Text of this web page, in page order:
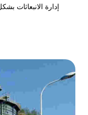
إدارة الانبعاثات